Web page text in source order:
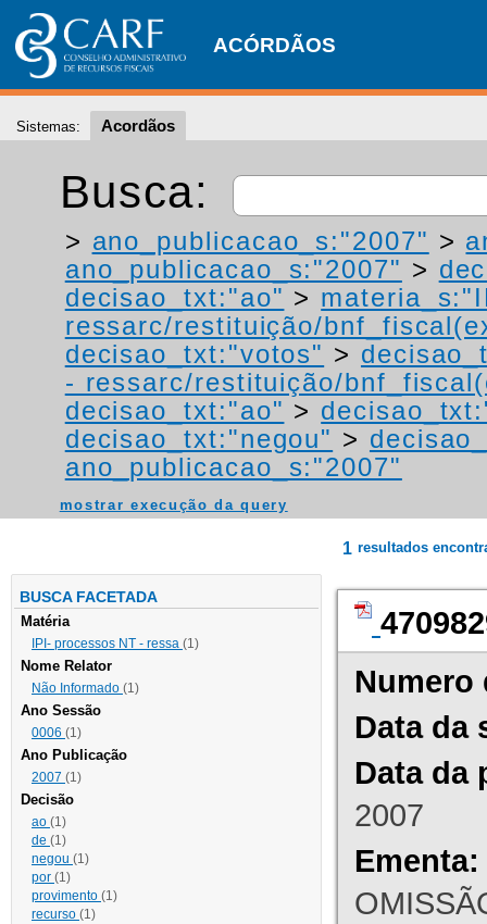
ACÓRDÃOS
Sistemas: Acordãos
Busca:
> ano_publicacao_s:"2007" >
ano_publicacao_s:"2007" >
decisao_txt:"ao" >
ressarc/restituição/
decisao_txt:"votos" >
- ressarc/restituição/
decisao_txt:"ao" >
decisao_txt:"negou" >
ano_publicacao_s:"2007"
mostrar execução da query
BUSCA FACETADA
Matéria
IPI- processos NT - ressa (1)
Nome Relator
Não Informado (1)
Ano Sessão
0006 (1)
Ano Publicação
2007 (1)
Decisão
ao (1)
de (1)
negou (1)
por (1)
provimento (1)
recurso (1)
1 resultados
Numero
Data da
Data da
2007
Ementa: